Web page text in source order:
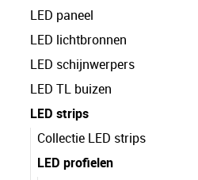
LED paneel
LED lichtbronnen
LED schijnwerpers
LED TL buizen
LED strips
Collectie LED strips
LED profielen